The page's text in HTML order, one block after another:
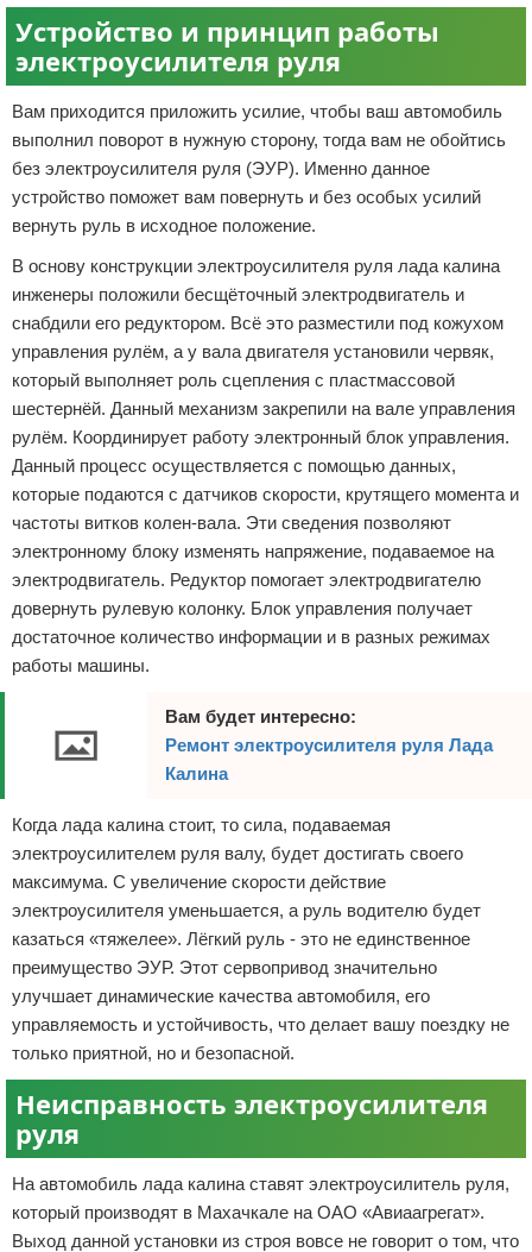
Разное
Право
Отказ от ответственности
Устройство и принцип работы
электроусилителя руля
Вам приходится приложить усилие, чтобы ваш автомобиль
выполнил поворот в нужную сторону, тогда вам не обойтись
без электроусилителя руля (ЭУР). Именно данное
устройство поможет вам повернуть и без особых усилий
вернуть руль в исходное положение.
В основу конструкции электроусилителя руля лада калина
инженеры положили бесщёточный электродвигатель и
снабдили его редуктором. Всё это разместили под кожухом
управления рулём, а у вала двигателя установили червяк,
который выполняет роль сцепления с пластмассовой
шестернёй. Данный механизм закрепили на вале управления
рулём. Координирует работу электронный блок управления.
Данный процесс осуществляется с помощью данных,
которые подаются с датчиков скорости, крутящего момента и
частоты витков колен-вала. Эти сведения позволяют
электронному блоку изменять напряжение, подаваемое на
электродвигатель. Редуктор помогает электродвигателю
довернуть рулевую колонку. Блок управления получает
достаточное количество информации и в разных режимах
работы машины.
Вам будет интересно:
Ремонт электроусилителя руля Лада
Калина
Когда лада калина стоит, то сила, подаваемая
электроусилителем руля валу, будет достигать своего
максимума. С увеличение скорости действие
электроусилителя уменьшается, а руль водителю будет
казаться «тяжелее». Лёгкий руль - это не единственное
преимущество ЭУР. Этот сервопривод значительно
улучшает динамические качества автомобиля, его
управляемость и устойчивость, что делает вашу поездку не
только приятной, но и безопасной.
Неисправность электроусилителя
руля
На автомобиль лада калина ставят электроусилитель руля,
который производят в Махачкале на ОАО «Авиаагрегат».
Выход данной установки из строя вовсе не говорит о том, что